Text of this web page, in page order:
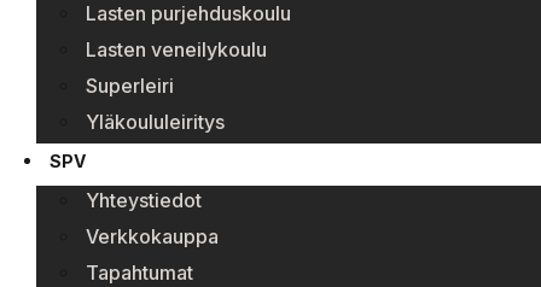
Lasten purjehduskoulu
Lasten veneilykoulu
Superleiri
Yläkoululeiritys
SPV
Yhteystiedot
Verkkokauppa
Tapahtumat